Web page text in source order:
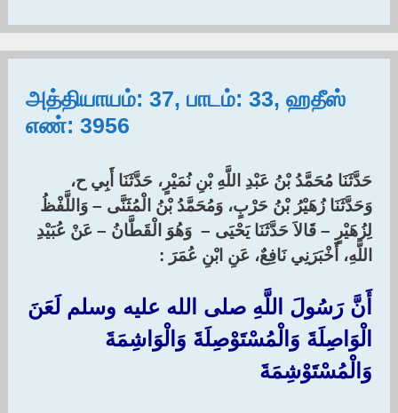
அத்தியாயம்: 37, பாடம்: 33, ஹதீஸ்
எண்: 3956
حَدَّثَنَا مُحَمَّدُ بْنُ عَبْدِ اللَّهِ بْنِ نُمَيْرٍ، حَدَّثَنَا أَبِي ح،
وَحَدَّثَنَا زُهَيْرُ بْنُ حَرْبٍ، وَمُحَمَّدُ بْنُ الْمُثَنَّى – وَاللَّفْظُ
لِزُهَيْرٍ – قَالاَ حَدَّثَنَا يَحْيَى – وَهُوَ الْقَطَّانُ – عَنْ عُبَيْدِ
اللَّهِ، أَخْبَرَنِي نَافِعٌ، عَنِ ابْنِ عُمَرَ :‏
أَنَّ رَسُولَ اللَّهِ صلى الله عليه وسلم لَعَنَ
الْوَاصِلَةَ وَالْمُسْتَوْصِلَةَ وَالْوَاشِمَةَ
وَالْمُسْتَوْشِمَةَ ‏